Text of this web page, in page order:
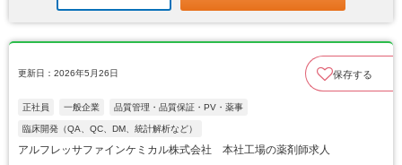
更新日：2026年5月26日 保存する
正社員 一般企業 品質管理・品質保証・PV・薬事
臨床開発（QA、QC、DM、統計解析など）
アルフレッサファインケミカル株式会社 本社工場の薬剤師求人